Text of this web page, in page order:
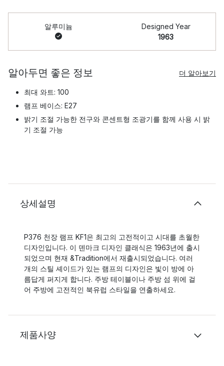
알루미늄
Designed Year
1963
알아두면 좋은 정보 더 알아보기
최대 와트: 100
램프 베이스: E27
밝기 조절 가능한 전구와 콘센트형 조광기를 함께 사용 시 밝
기 조절 가능
상세설명
P376 천장 램프 KF1은 최고의 고전적이고 시대를 초월한
디자인입니다. 이 덴마크 디자인 클래식은 1963년에 출시
되었으며 현재 &Tradition에서 재출시되었습니다. 여러
개의 스틸 셰이드가 있는 램프의 디자인은 빛이 방에 아
름답게 퍼지게 합니다. 주방 테이블이나 주방 섬 위에 걸
어 주방에 고전적인 북유럽 스타일을 연출하세요.
제품사양